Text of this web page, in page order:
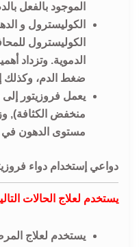
الموجود بالفعل
الكوليسترول و
الكوليسترول
الدموية. وتزداد
ضغط الدم، وكذلك
مستوى الدهون في
دواعي إستخدام دواء
يستخدم لعلاج الحالات
يستخدم لعلاج